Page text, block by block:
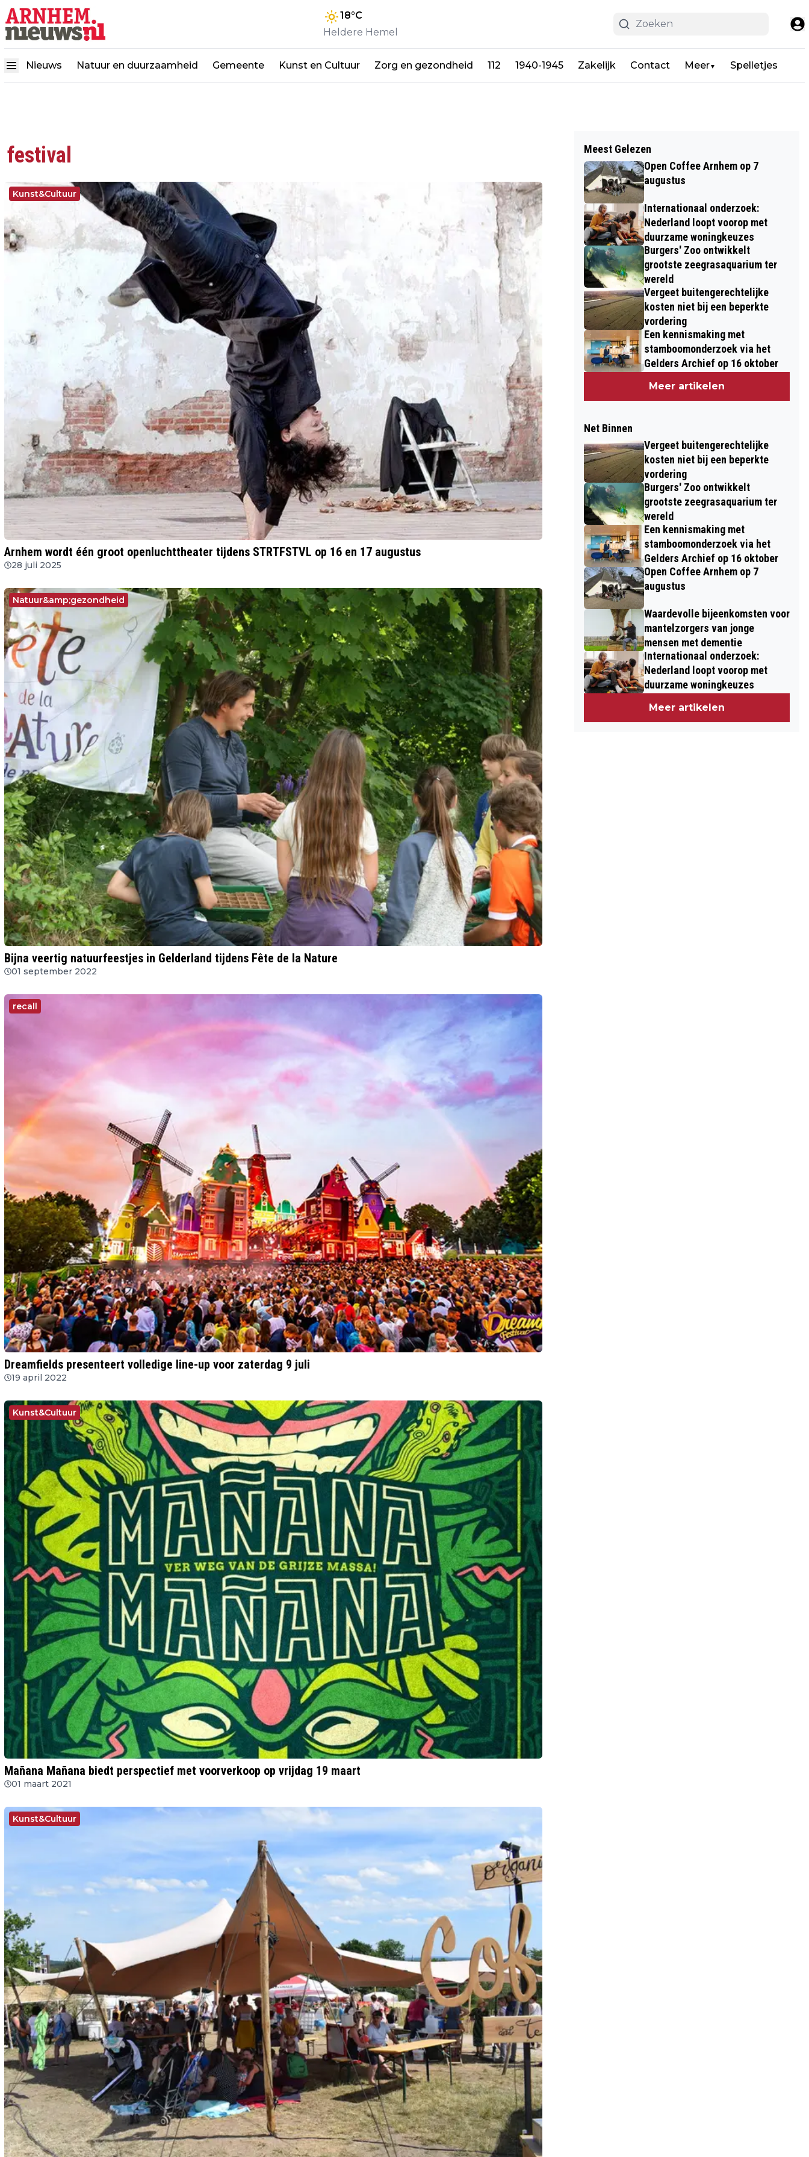
18°C
Heldere Hemel
Nieuws Natuur en duurzaamheid Gemeente Kunst en Cultuur Zorg en gezondheid 112 1940-1945 Zakelijk Contact Meer▼ Spelletjes
festival
Kunst&Cultuur
Arnhem wordt één groot openluchttheater tijdens STRTFSTVL op 16 en 17 augustus
28 juli 2025
Natuur&amp;gezondheid
Bijna veertig natuurfeestjes in Gelderland tijdens Fête de la Nature
01 september 2022
recall
Dreamfields presenteert volledige line-up voor zaterdag 9 juli
19 april 2022
Kunst&Cultuur
Mañana Mañana biedt perspectief met voorverkoop op vrijdag 19 maart
01 maart 2021
Kunst&Cultuur
Meest Gelezen
Open Coffee Arnhem op 7
augustus
Internationaal onderzoek:
Nederland loopt voorop met
duurzame woningkeuzes
Burgers' Zoo ontwikkelt
grootste zeegrasaquarium ter
wereld
Vergeet buitengerechtelijke
kosten niet bij een beperkte
vordering
Een kennismaking met
stamboomonderzoek via het
Gelders Archief op 16 oktober
Meer artikelen
Net Binnen
Vergeet buitengerechtelijke
kosten niet bij een beperkte
vordering
Burgers' Zoo ontwikkelt
grootste zeegrasaquarium ter
wereld
Een kennismaking met
stamboomonderzoek via het
Gelders Archief op 16 oktober
Open Coffee Arnhem op 7
augustus
Waardevolle bijeenkomsten voor
mantelzorgers van jonge
mensen met dementie
Internationaal onderzoek:
Nederland loopt voorop met
duurzame woningkeuzes
Meer artikelen